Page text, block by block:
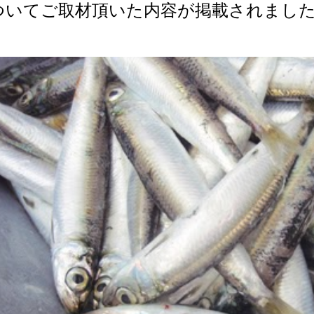
いてご取材頂いた内容が掲載されまし